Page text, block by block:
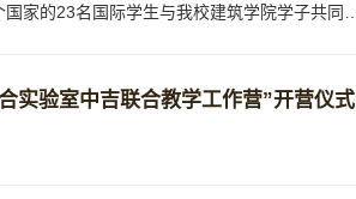
实验室中吉联合教学工作营”开营仪式